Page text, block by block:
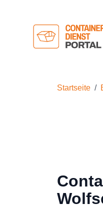
Startseite